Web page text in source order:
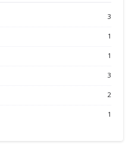
3
1
1
3
2
1